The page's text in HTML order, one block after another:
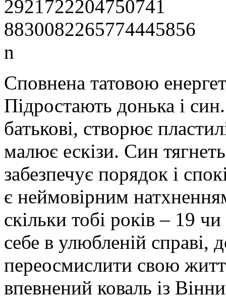
Сповнена татовою
Підростають донька і
батькові, створює
малює ескізи. Син
забезпечує порядок і
є неймовірним
скільки тобі років – 19
себе в улюбленій справі,
переосмислити свою
впевнений коваль із